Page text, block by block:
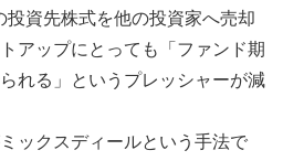
投資先株式を他の投資家へ売却
アップにとっても「ファンド期
れる」というプレッシャーが減
ックスディールという手法で